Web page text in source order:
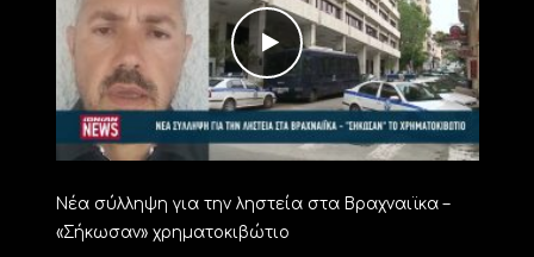
Νέα σύλληψη για την ληστεία στα Βραχναιϊκα –
«Σήκωσαν» χρηματοκιβώτιο